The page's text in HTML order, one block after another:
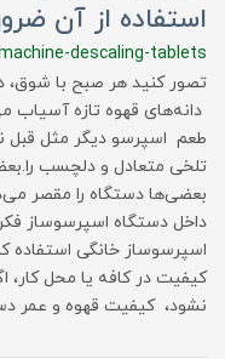
استفاده از آن
descaling-tablets
تصور کنید هر صبح با شوق،
دانه‌های قهوه تازه
طعم اسپرسو دیگر مثل قبل
تلخی متعادل و دلچسب
بعضی‌ها دستگاه را مقصر
داخل دستگاه اسپرسوساز
اسپرسوساز خانگی
کیفیت در کافه یا محل کار،
نشود، کیفیت قهوه و عمر